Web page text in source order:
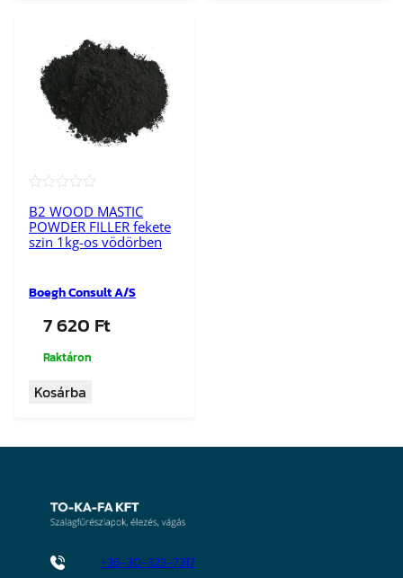
B2 WOOD MASTIC
POWDER FILLER fekete
szin 1kg-os vödörben
Boegh Consult A/S
7 620 Ft
Raktáron
Kosárba
+36-30-323-7317